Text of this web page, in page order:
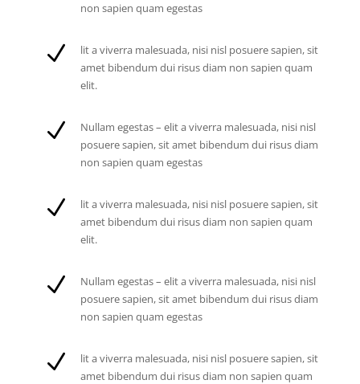
non sapien quam egestas
N
lit a viverra malesuada, nisi nisl posuere sapien, sit
amet bibendum dui risus diam non sapien quam
elit.
N
Nullam egestas – elit a viverra malesuada, nisi nisl
posuere sapien, sit amet bibendum dui risus diam
non sapien quam egestas
N
lit a viverra malesuada, nisi nisl posuere sapien, sit
amet bibendum dui risus diam non sapien quam
elit.
N
Nullam egestas – elit a viverra malesuada, nisi nisl
posuere sapien, sit amet bibendum dui risus diam
non sapien quam egestas
N
lit a viverra malesuada, nisi nisl posuere sapien, sit
amet bibendum dui risus diam non sapien quam